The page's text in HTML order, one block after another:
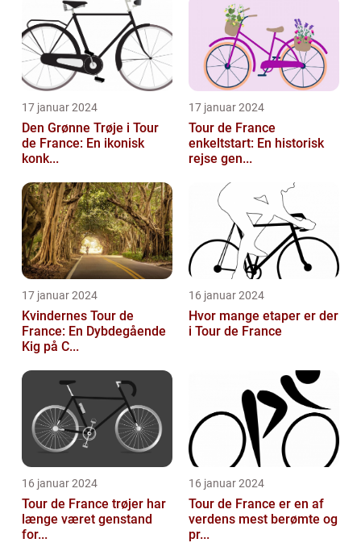
17 januar 2024
Den Grønne Trøje i Tour
de France: En ikonisk
konk...
17 januar 2024
Tour de France
enkeltstart: En historisk
rejse gen...
17 januar 2024
Kvindernes Tour de
France: En Dybdegående
Kig på C...
16 januar 2024
Hvor mange etaper er der
i Tour de France
16 januar 2024
Tour de France trøjer har
længe været genstand
for...
16 januar 2024
Tour de France er en af
verdens mest berømte og
pr...